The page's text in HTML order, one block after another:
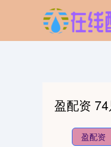
盈配资 74
盈配资